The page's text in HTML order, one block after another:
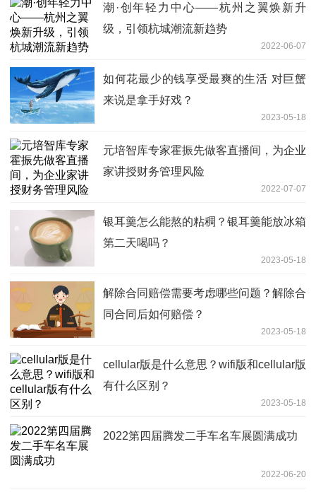
潮·创年轻力中心——杭州之翼焕新升
级，引领杭城潮流新趋势
2022-06-07
如何花最少的钱享受最爽的生活 对巨蟹
来说是拿手好戏？
2023-05-18
元培智库专家霍振先做客直播间，为企业
家讲授财务管理风险
2022-07-07
银耳羹怎么能熬的粘稠？银耳羹能放冰箱
第二天喝吗？
2023-05-18
解除合同赔偿需要考虑哪些问题？解除合
同合同后如何赔偿？
2023-05-18
cellular版是什么意思？wifi版和cellular版
有什么区别？
2023-05-18
2022第四届腾发二手车名车展圆满成功
2022-06-20